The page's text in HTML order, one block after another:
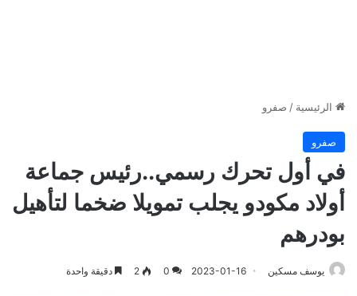
الرئيسية / صفرو
صفرو
في أول تحرك رسمي..رئيس جماعة
أولاد مكودو يجلب تمويلا ضخما لتأهيل
بودرهم
يوسف مسكين 2023-01-16
0
2 دقيقة واحدة